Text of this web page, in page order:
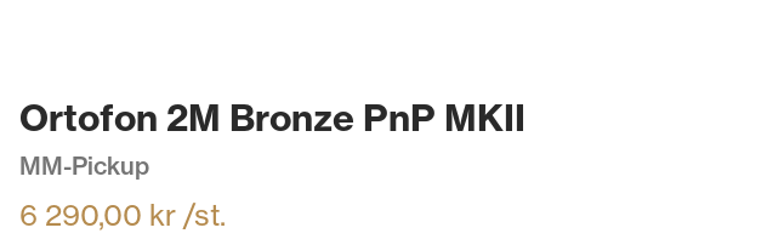
Ortofon 2M Bronze PnP MKII
MM-Pickup
6 290,00 kr /st.